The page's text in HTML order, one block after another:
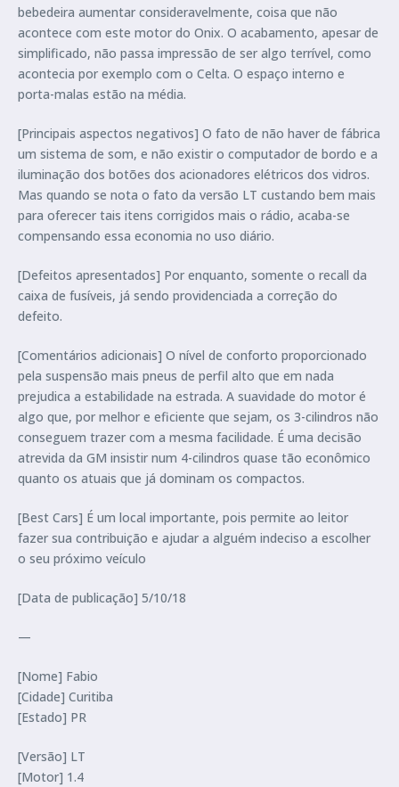
bebedeira aumentar consideravelmente, coisa que não
acontece com este motor do Onix. O acabamento, apesar de
simplificado, não passa impressão de ser algo terrível, como
acontecia por exemplo com o Celta. O espaço interno e
porta-malas estão na média.
[Principais aspectos negativos] O fato de não haver de fábrica
um sistema de som, e não existir o computador de bordo e a
iluminação dos botões dos acionadores elétricos dos vidros.
Mas quando se nota o fato da versão LT custando bem mais
para oferecer tais itens corrigidos mais o rádio, acaba-se
compensando essa economia no uso diário.
[Defeitos apresentados] Por enquanto, somente o recall da
caixa de fusíveis, já sendo providenciada a correção do
defeito.
[Comentários adicionais] O nível de conforto proporcionado
pela suspensão mais pneus de perfil alto que em nada
prejudica a estabilidade na estrada. A suavidade do motor é
algo que, por melhor e eficiente que sejam, os 3-cilindros não
conseguem trazer com a mesma facilidade. É uma decisão
atrevida da GM insistir num 4-cilindros quase tão econômico
quanto os atuais que já dominam os compactos.
[Best Cars] É um local importante, pois permite ao leitor
fazer sua contribuição e ajudar a alguém indeciso a escolher
o seu próximo veículo
[Data de publicação] 5/10/18
—
[Nome] Fabio
[Cidade] Curitiba
[Estado] PR
[Versão] LT
[Motor] 1.4